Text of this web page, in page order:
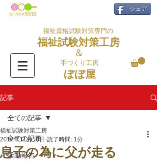
シェア
福祉資格試験対策専門の
福祉試験対策工房
＆
手づくり工房
ぼぼ屋
記事
全ての記事
活動報告
全ての記事
息子の為に父が走る
福祉試験対策工房
2017年11月18日 読了時間: 1分